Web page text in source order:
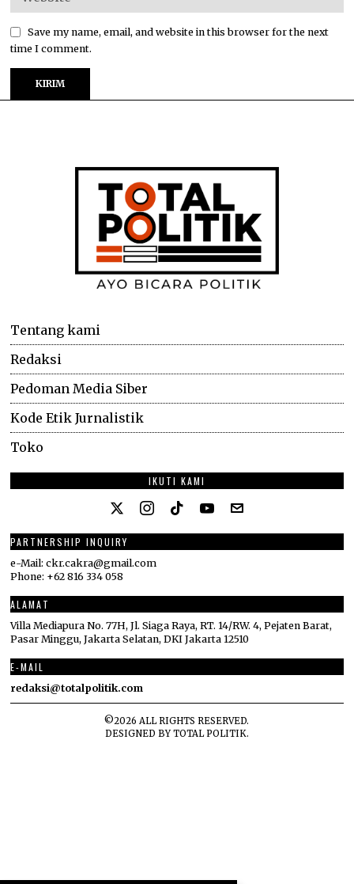
Save my name, email, and website in this browser for the next
time I comment.
Tentang kami
Redaksi
Pedoman Media Siber
Kode Etik Jurnalistik
Toko
IKUTI KAMI
PARTNERSHIP INQUIRY
e-Mail: ckr.cakra@gmail.com
Phone: +62 816 334 058
ALAMAT
Villa Mediapura No. 77H, Jl. Siaga Raya, RT. 14/RW. 4, Pejaten Barat,
Pasar Minggu, Jakarta Selatan, DKI Jakarta 12510
E-MAIL
redaksi@totalpolitik.com
©2026 ALL RIGHTS RESERVED.
DESIGNED BYTOTAL POLITIK.